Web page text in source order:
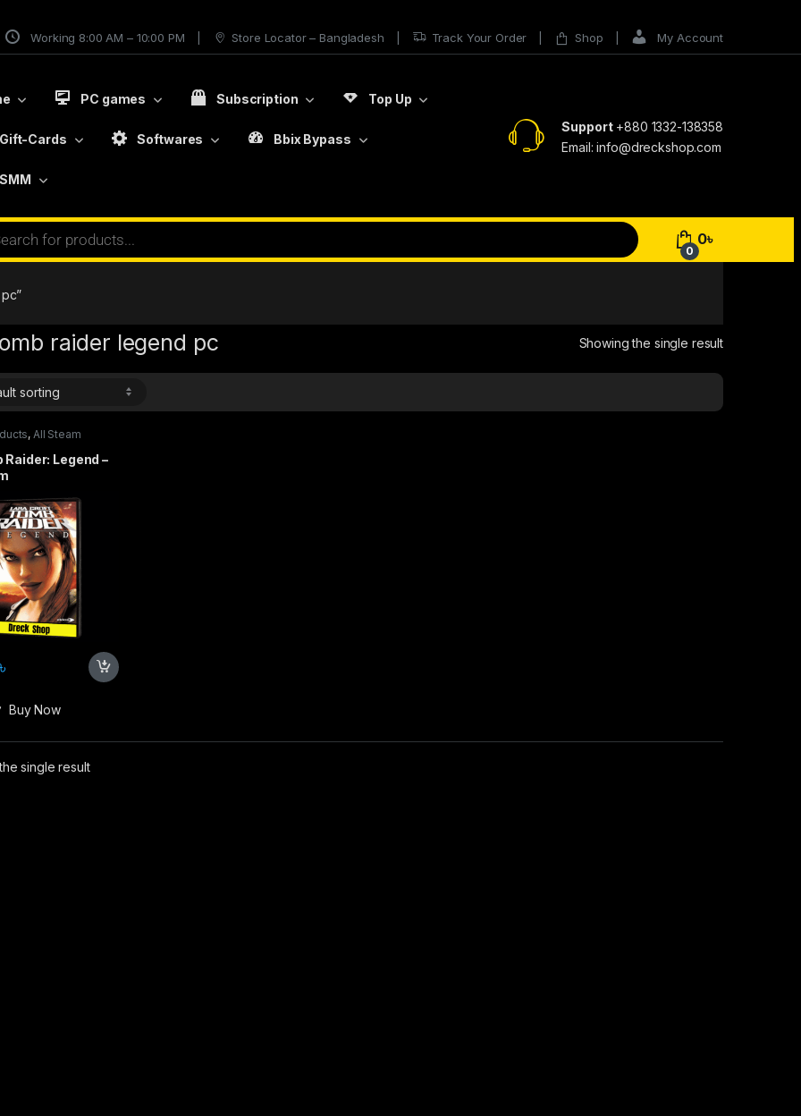
Working 8:00 AM – 10:00 PM Store Locator – Bangladesh Track Your Order Shop My Account
PC games Subscription Top Up
Gift-Cards Softwares Bbix Bypass
SMM
Support+880 1332-138358
Email: info@dreckshop.com
0
0৳
raider legend pc Showing the single result
, All Steam
Raider: Legend –
৳
Buy Now
single result